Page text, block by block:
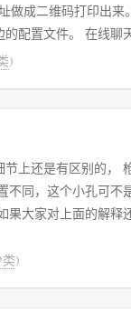
配置文件。 在线聊
)
上还是有区别的，
不同，这个小孔可
)